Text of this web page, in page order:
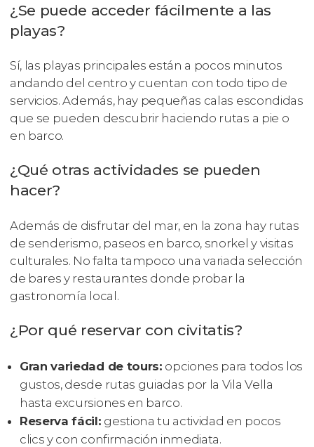
¿Se puede acceder fácilmente a las
playas?
Sí, las playas principales están a pocos minutos
andando del centro y cuentan con todo tipo de
servicios. Además, hay pequeñas calas escondidas
que se pueden descubrir haciendo rutas a pie o
en barco.
¿Qué otras actividades se pueden
hacer?
Además de disfrutar del mar, en la zona hay rutas
de senderismo, paseos en barco, snorkel y visitas
culturales. No falta tampoco una variada selección
de bares y restaurantes donde probar la
gastronomía local.
¿Por qué reservar con civitatis?
Gran variedad de tours: opciones para todos los
gustos, desde rutas guiadas por la Vila Vella
hasta excursiones en barco.
Reserva fácil: gestiona tu actividad en pocos
clics y con confirmación inmediata.